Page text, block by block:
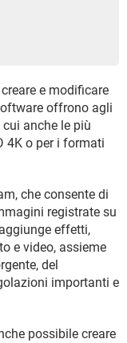
e modificare
offrono agli
anche le più
4K o per i formati
che consente di
registrate su
effetti,
e video, assieme
del
importanti e
possibile creare